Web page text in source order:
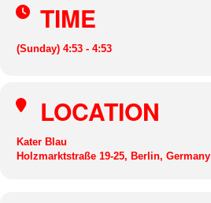
TIME
(Sunday) 4:53 - 4:53
LOCATION
Kater Blau
Holzmarktstraße 19-25, Berlin, Germany